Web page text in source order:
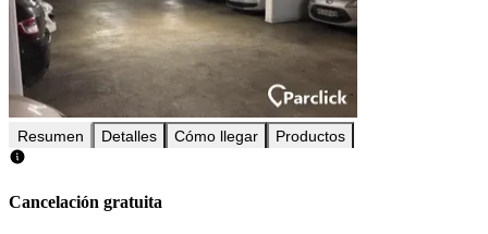
Resumen Detalles Cómo llegar Productos
Cancelación gratuita